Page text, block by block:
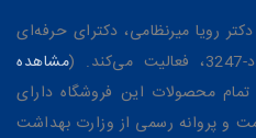
رویا میرنظامی، دکترای حرفه‌ای
(
مشاهده
محصولات این فروشگاه دارای
و پروانه رسمی از وزارت بهداشت